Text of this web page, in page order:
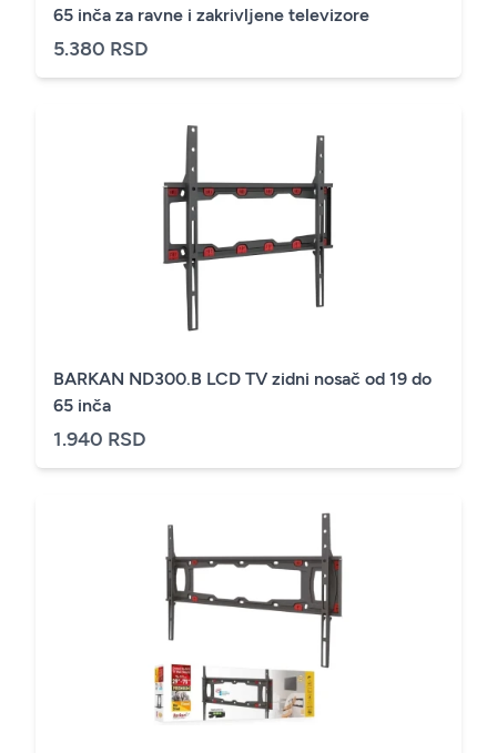
65 inča za ravne i zakrivljene televizore
5.380 RSD
BARKAN ND300.B LCD TV zidni nosač od 19 do
65 inča
1.940 RSD